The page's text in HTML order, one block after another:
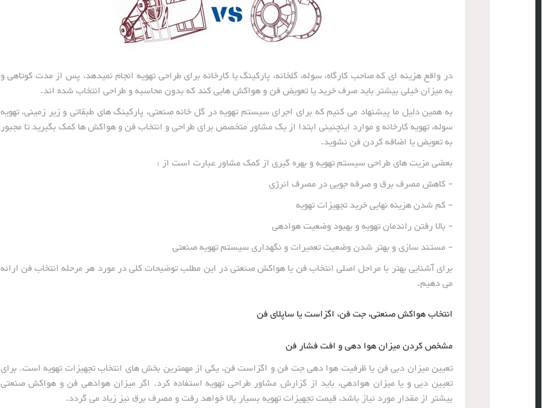
در واقع هزینه ای که صاحب کارگاه، سوله، گلخانه، پارکینگ یا کارخانه برای طراحی تهویه انجام نمیدهد، پس از مدت کوتاهی و
به میزان خیلی بیشتر باید صرف خرید یا تعویض فن و هواکش هایی کند که بدون محاسبه و طراحی انتخاب شده اند.
به همین دلیل ما پیشنهاد می کنیم که برای اجرای سیستم تهویه در گل خانه صنعتی، پارکینگ های طبقاتی و زیر زمینی، تهویه
سوله، تهویه کارخانه و موارد اینچنینی ابتدا از یک مشاور متخصص برای طراحی و انتخاب فن و هواکش ها کمک بگیرید تا مجبور
به تعویض یا اضافه کردن فن نشوید.
بعضی مزیت های طراحی سیستم تهویه و بهره گیری از کمک مشاور عبارت است از :
- کاهش مصرف برق و صرفه جویی در مصرف انرژی
- کم شدن هزینه نهایی خرید تجهیزات تهویه
- بالا رفتن راندمان تهویه و بهبود وضعیت هوادهی
- مستند سازی و بهتر شدن وضعیت تعمیرات و نگهداری سیستم تهویه صنعتی
برای آشنایی بهتر با مراحل اصلی انتخاب فن یا هواکش صنعتی در این مطلب توضیحات کلی در مورد هر مرحله انتخاب فن ارائه
می دهیم.
انتخاب هواکش صنعتی، جت فن، اگزاست یا ساپلای فن
مشخص کردن میزان هوا دهی و افت فشار فن
تعیین میزان دبی فن یا ظرفیت هوا دهی جت فن و اگزاست فن، یکی از مهمترین بخش های انتخاب تجهیزات تهویه است. برای
تعیین دبی و یا میزان هوادهی، باید از گزارش مشاور طراحی تهویه استفاده کرد. اگر میزان هوادهی فن و هواکش صنعتی
بیشتر از مقدار مورد نیاز باشد، قیمت تجهیزات تهویه بسیار بالا خواهد رفت و مصرف برق نیز زیاد می گردد.